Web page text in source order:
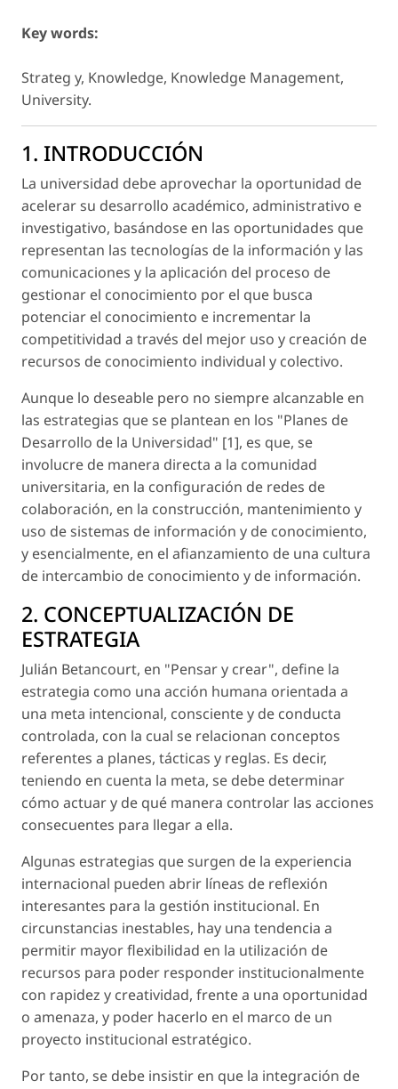
Key words:
Strateg y, Knowledge, Knowledge Management,
University.
1. INTRODUCCIÓN
La universidad debe aprovechar la oportunidad de
acelerar su desarrollo académico, administrativo e
investigativo, basándose en las oportunidades que
representan las tecnologías de la información y las
comunicaciones y la aplicación del proceso de
gestionar el conocimiento por el que busca
potenciar el conocimiento e incrementar la
competitividad a través del mejor uso y creación de
recursos de conocimiento individual y colectivo.
Aunque lo deseable pero no siempre alcanzable en
las estrategias que se plantean en los "Planes de
Desarrollo de la Universidad" [1], es que, se
involucre de manera directa a la comunidad
universitaria, en la configuración de redes de
colaboración, en la construcción, mantenimiento y
uso de sistemas de información y de conocimiento,
y esencialmente, en el afianzamiento de una cultura
de intercambio de conocimiento y de información.
2. CONCEPTUALIZACIÓN DE
ESTRATEGIA
Julián Betancourt, en "Pensar y crear", define la
estrategia como una acción humana orientada a
una meta intencional, consciente y de conducta
controlada, con la cual se relacionan conceptos
referentes a planes, tácticas y reglas. Es decir,
teniendo en cuenta la meta, se debe determinar
cómo actuar y de qué manera controlar las acciones
consecuentes para llegar a ella.
Algunas estrategias que surgen de la experiencia
internacional pueden abrir líneas de reflexión
interesantes para la gestión institucional. En
circunstancias inestables, hay una tendencia a
permitir mayor flexibilidad en la utilización de
recursos para poder responder institucionalmente
con rapidez y creatividad, frente a una oportunidad
o amenaza, y poder hacerlo en el marco de un
proyecto institucional estratégico.
Por tanto, se debe insistir en que la integración de